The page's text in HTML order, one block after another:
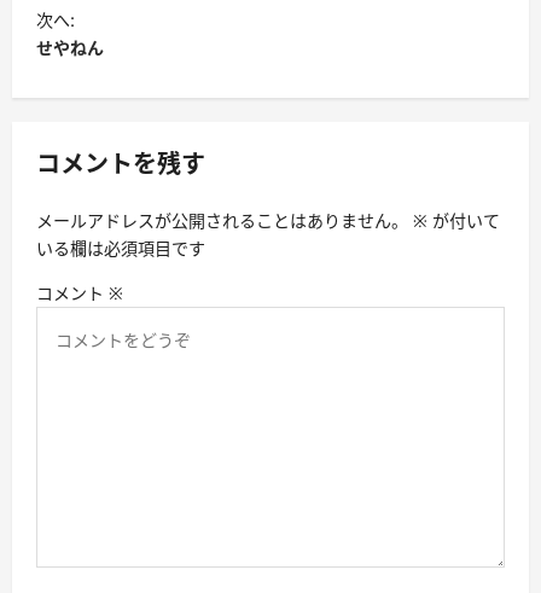
ナ
ビ
シ
ン
次へ:
せやねん
コメントを残す
メールアドレスが公開されることはありません。 ※ が付いて
いる欄は必須項目です
コメント ※